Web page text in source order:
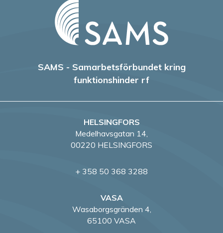
SAMS - Samarbetsförbundet kring
funktionshinder rf
HELSINGFORS
Medelhavsgatan 14,
00220 HELSINGFORS
+ 358 50 368 3288
VASA
Wasaborgsgränden 4,
65100 VASA